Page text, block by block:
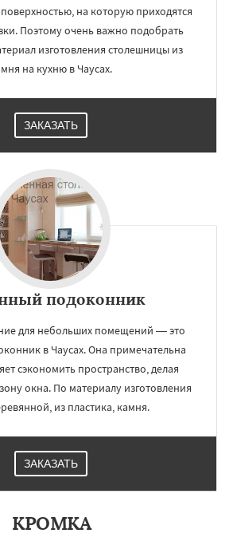
на которую приходятся
Поэтому очень важно подобрать
изготовления столешницы из
на кухню в Чаусах.
ЗАКАЗАТЬ
подоконник
для небольших помещений — это
в Чаусах. Она примечательна
сэкономить пространство, делая
окна. По материалу изготовления
из пластика, камня.
ЗАКАЗАТЬ
КРОМКА